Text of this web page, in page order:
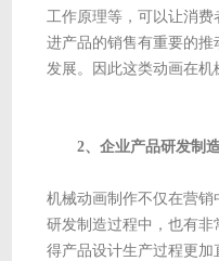
工作原理等，可以让消
进产品的销售有重要的
发展。因此这类动画在机
2、企业产品研发制造
机械动画制作不仅在营
研发制造过程中，也有
得产品设计生产过程更